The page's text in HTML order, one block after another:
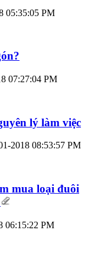
05:35:05 PM
07:27:04 PM
lý làm việc
2018 08:53:57 PM
mua loại đuôi
06:15:22 PM